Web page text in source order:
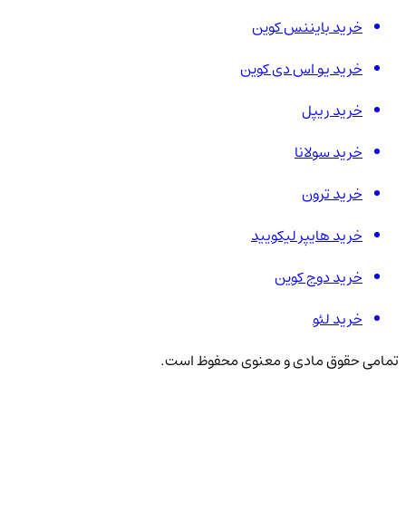
خرید بایننس کوین
خرید یو اس دی کوین
خرید ریپل
خرید سولانا
خرید ترون
خرید هایپر لیکویید
خرید دوج کوین
خرید لئو
تمامی حقوق مادی و معنوی محفوظ است.